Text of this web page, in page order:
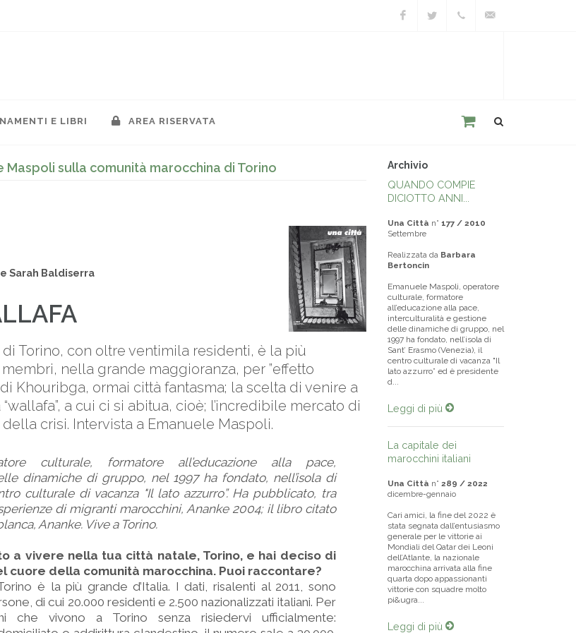
E LIBRI AREA RISERVATA
Maspoli sulla comunità marocchina di Torino
Sarah Baldiserra
Torino, con oltre ventimila residenti, è la più
membri, nella grande maggioranza, per ”effetto
Khouribga, ormai città fantasma; la scelta di venire a
a cui ci si abitua, cioè; l’incredibile mercato di
crisi. Intervista a Emanuele Maspoli.
culturale, formatore all’educazione alla pace,
dinamiche di gruppo, nel 1997 ha fondato, nell’isola di
culturale di vacanza "Il lato azzurro”. Ha pubblicato, tra
di migranti marocchini, Ananke 2004; il libro citato
Ananke. Vive a Torino.
a vivere nella tua città natale, Torino, e hai deciso di
cuore della comunità marocchina. Puoi raccontare?
è la più grande d’Italia. I dati, risalenti al 2011, sono
di cui 20.000 residenti e 2.500 nazionalizzati italiani. Per
che vivono a Torino senza risiedervi ufficialmente:
Archivio
QUANDO COMPIE
DICIOTTO ANNI...
Una Città n° 177 / 2010
Settembre
Realizzata da Barbara
Bertoncin
Emanuele Maspoli, operatore
culturale, formatore
all’educazione alla pace,
interculturalità e gestione
delle dinamiche di gruppo, nel
1997 ha fondato, nell’isola di
Sant’ Erasmo (Venezia), il
centro culturale di vacanza "Il
lato azzurro” ed è presidente
d...
Leggi di più
La capitale dei
marocchini italiani
Una Città n° 289 / 2022
dicembre-gennaio
Cari amici, la fine del 2022 è
stata segnata dall’entusiasmo
generale per le vittorie ai
Mondiali del Qatar dei Leoni
dell’Atlante, la nazionale
marocchina arrivata alla fine
quarta dopo appassionanti
vittorie con squadre molto
pi&ugra...
Leggi di più